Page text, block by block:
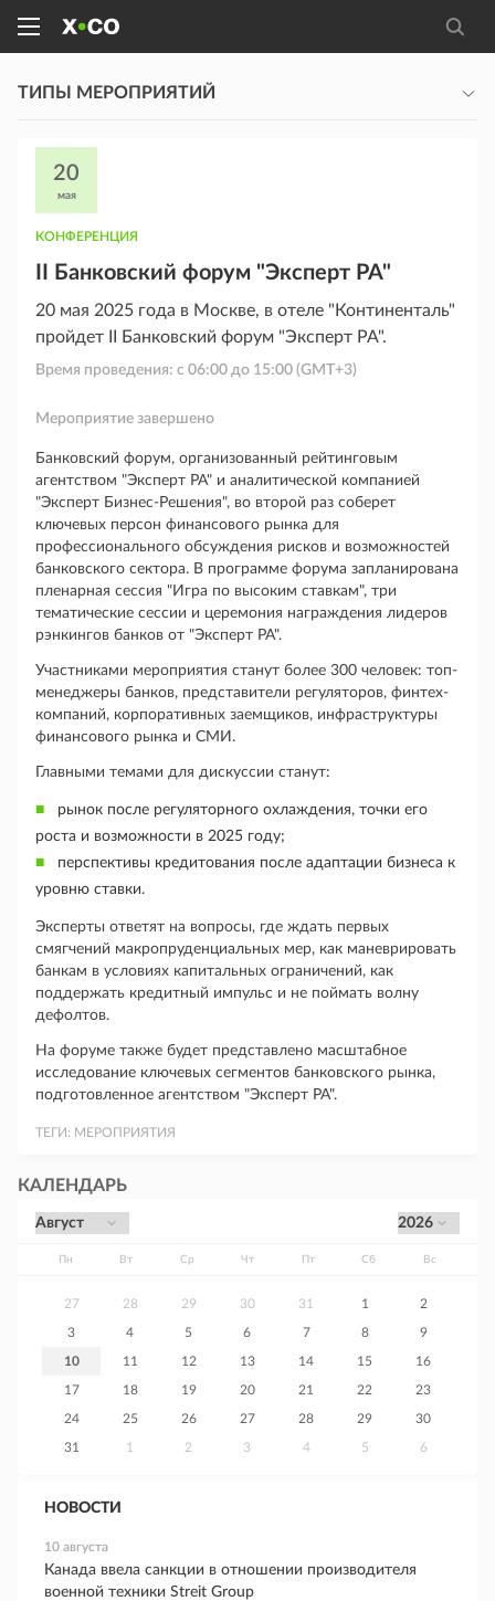
ТИПЫ МЕРОПРИЯТИЙ
20
мая
КОНФЕРЕНЦИЯ
II Банковский форум "Эксперт РА"
20 мая 2025 года в Москве, в отеле "Континенталь"
пройдет II Банковский форум "Эксперт РА".
Время проведения: с 06:00 до 15:00 (GMT+3)
Мероприятие завершено
Банковский форум, организованный рейтинговым
агентством "Эксперт РА" и аналитической компанией
"Эксперт Бизнес-Решения", во второй раз соберет
ключевых персон финансового рынка для
профессионального обсуждения рисков и возможностей
банковского сектора. В программе форума запланирована
пленарная сессия "Игра по высоким ставкам", три
тематические сессии и церемония награждения лидеров
рэнкингов банков от "Эксперт РА".
Участниками мероприятия станут более 300 человек: топ-
менеджеры банков, представители регуляторов, финтех-
компаний, корпоративных заемщиков, инфраструктуры
финансового рынка и СМИ.
Главными темами для дискуссии станут:
рынок после регуляторного охлаждения, точки его
роста и возможности в 2025 году;
перспективы кредитования после адаптации бизнеса к
уровню ставки.
Эксперты ответят на вопросы, где ждать первых
смягчений макропруденциальных мер, как маневрировать
банкам в условиях капитальных ограничений, как
поддержать кредитный импульс и не поймать волну
дефолтов.
На форуме также будет представлено масштабное
исследование ключевых сегментов банковского рынка,
подготовленное агентством "Эксперт РА".
ТЕГИ: МЕРОПРИЯТИЯ
КАЛЕНДАРЬ
Пн Вт Ср Чт Пт Сб Вс
27 28 29 30 31 1 2
3 4 5 6 7 8 9
10 11 12 13 14 15 16
17 18 19 20 21 22 23
24 25 26 27 28 29 30
31 1 2 3 4 5 6
НОВОСТИ
10 августа
Канада ввела санкции в отношении производителя
военной техники Streit Group